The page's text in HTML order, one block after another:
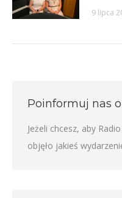
9 lipca
Poinformuj nas
Jeżeli chcesz, aby
objęło jakieś